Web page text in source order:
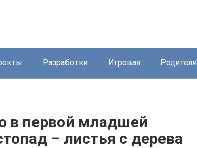
Разработки Игровая Родители
в первой младшей
– листья с дерева